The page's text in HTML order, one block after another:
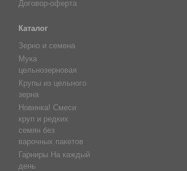
Договор-оферта
Каталог
Зерно и семена
Мука
цельнозерновая
Крупы из цельного
зерна
Новинка! Смеси
круп и редких
семян без
варочных пакетов
Гарниры На каждый
день